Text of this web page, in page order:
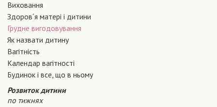
Виховання
Здоров´я матері і дитини
Грудне вигодовування
Як назвати дитину
Вагiтнiсть
Календар вагітності
Будинок і все, що в ньому
Розвиток дитини
по тижнях